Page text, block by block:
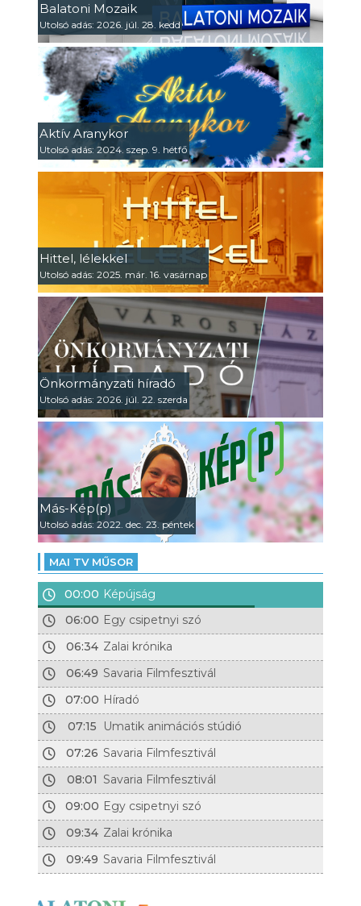
Balatoni Mozaik
Utolsó adás: 2026. júl. 28. kedd
Aktív Aranykor
Utolsó adás: 2024. szep. 9. hétfő
Hittel, lélekkel
Utolsó adás: 2025. már. 16. vasárnap
Önkormányzati híradó
Utolsó adás: 2026. júl. 22. szerda
Más-Kép(p)
Utolsó adás: 2022. dec. 23. péntek
MAI TV MŰSOR
00:00 Képújság
06:00 Egy csipetnyi szó
06:34 Zalai krónika
06:49 Savaria Filmfesztivál
07:00 Híradó
07:15
Umatik animációs stúdió
07:26 Savaria Filmfesztivál
08:01 Savaria Filmfesztivál
09:00 Egy csipetnyi szó
09:34 Zalai krónika
09:49 Savaria Filmfesztivál